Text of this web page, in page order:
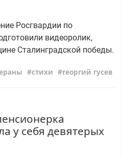
Росгвардии по
видеоролик,
Сталинградской победы.
стихи георгий гусев
у себя девятерых